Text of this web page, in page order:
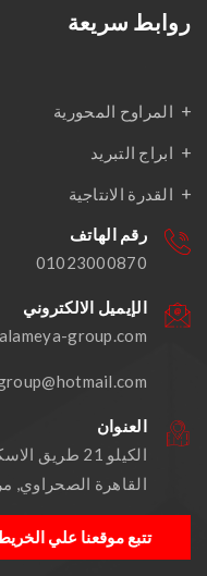
روابط سريعة
المراوح المحورية
ابراج التبريد
القدرة الانتاجية
رقم الهاتف
01023000870
الإيميل الالكتروني
group.com
العنوان
الكيلو 21 طريق الاسكندرية
القاهرة الصحراوي,
تتبع موقعنا علي